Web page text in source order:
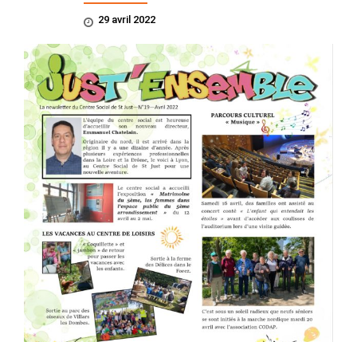
29 avril 2022